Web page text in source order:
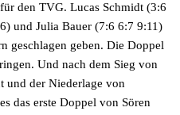
den TVG. Lucas Schmidt (3:6
und Julia Bauer (7:6 6:7 9:11)
geschlagen geben. Die Doppel
Und nach dem Sieg von
und der Niederlage von
das erste Doppel von Sören